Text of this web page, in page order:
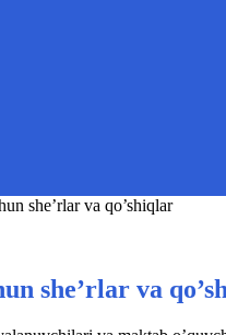
she’rlar va qo’shiqlar
she’rlar va